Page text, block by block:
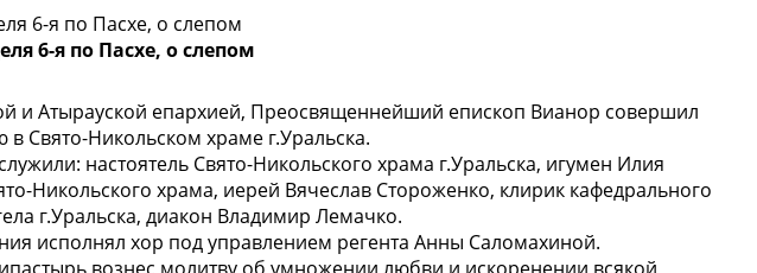
6-я по Пасхе, о слепом
6-я по Пасхе, о слепом
и Атырауской епархией, Преосвященнейший епископ Вианор совершил
Свято-Никольском храме г.Уральска.
настоятель Свято-Никольского храма г.Уральска, игумен Илия
Никольского храма, иерей Вячеслав Стороженко, клирик кафедрального
г.Уральска, диакон Владимир Лемачко.
исполнял хор под управлением регента Анны Саломахиной.